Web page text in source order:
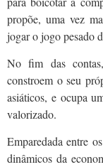
propõe, uma vez
jogar o jogo pesado
No fim das
constroem o seu
asiáticos, e ocupa
valorizado.
Emparedada entre
dinâmicos da